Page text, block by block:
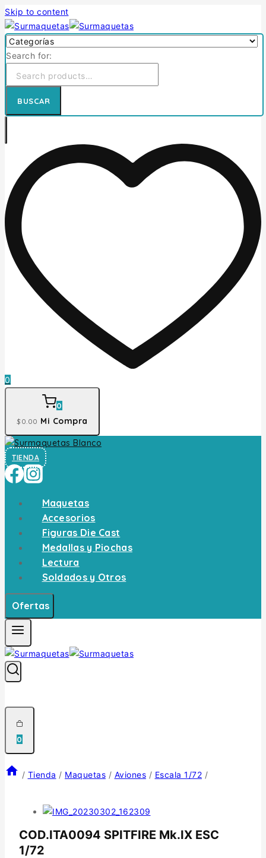
Skip to content
Search for:
BUSCAR
0
0
$0 .00 Mi Compra
TIENDA
Maquetas
Accesorios
Figuras Die Cast
Medallas y Piochas
Lectura
Soldados y Otros
Ofertas
0
/ Tienda / Maquetas / Aviones / Escala 1/72 /
COD.ITA0094 SPITFIRE Mk.IX ESC
1/72